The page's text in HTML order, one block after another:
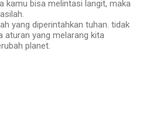
kamu bisa melintasi langit, maka
yang diperintahkan tuhan. tidak
aturan yang melarang kita
planet.